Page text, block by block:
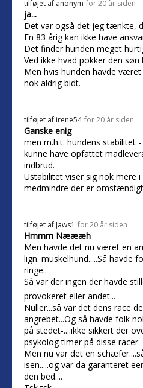
tilføjet af anonym for 20 år siden
ja...
Det var også det jeg tænkte,
En 83 årig kan ikke have
Det finder hunden meget
Ved ikke hvad pokker den
Men hvis hunden havde
nok aldrig bidt.
tilføjet af irene54 for 20 år siden
Ganske enig
men m.h.t. hundens stabilitet
kunne have opfattet
indbrud.
Ustabilitet viser sig nok mere
medmindre der er
tilføjet af Jaws1 for 20 år siden
Hmmm Næææh
Men havde det nu været en
lign. muskelhund.....Så havde
ringe..
Så var der ingen der havde
provokeret eller andet...
Nuller...så var det dens race
angrebet...Og så havde folk
på stedet-....ikke sikkert der
psykolog timer på disse racer
Men nu var det en
isen.....og var da garanteret
den bed....